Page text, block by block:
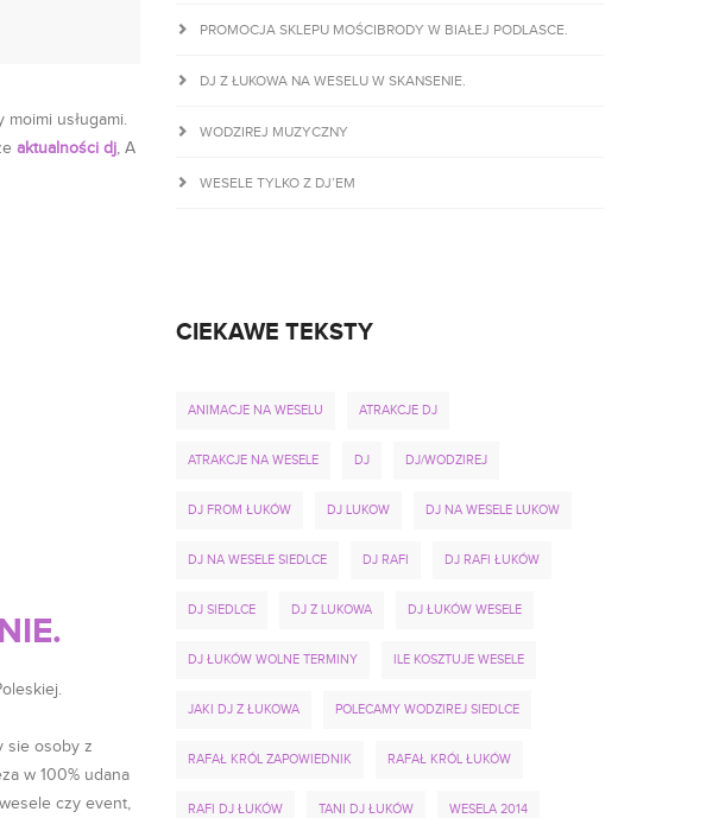
moimi usługami.
aktualności dj, A
sie osoby z
w 100% udana
czy event,
PROMOCJA SKLEPU MOŚCIBRODY W BIAŁEJ PODLASCE.
DJ Z ŁUKOWA NA WESELU W SKANSENIE.
WODZIREJ MUZYCZNY
WESELE TYLKO Z DJ’EM
CIEKAWE TEKSTY
ANIMACJE NA WESELU ATRAKCJE DJ
ATRAKCJE NA WESELE DJ DJ/WODZIREJ
DJ FROM ŁUKÓW DJ LUKOW DJ NA WESELE LUKOW
DJ NA WESELE SIEDLCE DJ RAFI DJ RAFI ŁUKÓW
DJ SIEDLCE DJ Z LUKOWA DJ ŁUKÓW WESELE
DJ ŁUKÓW WOLNE TERMINY ILE KOSZTUJE WESELE
JAKI DJ Z ŁUKOWA POLECAMY WODZIREJ SIEDLCE
RAFAŁ KRÓL ZAPOWIEDNIK RAFAŁ KRÓL ŁUKÓW
RAFI DJ ŁUKÓW TANI DJ ŁUKÓW WESELA 2014